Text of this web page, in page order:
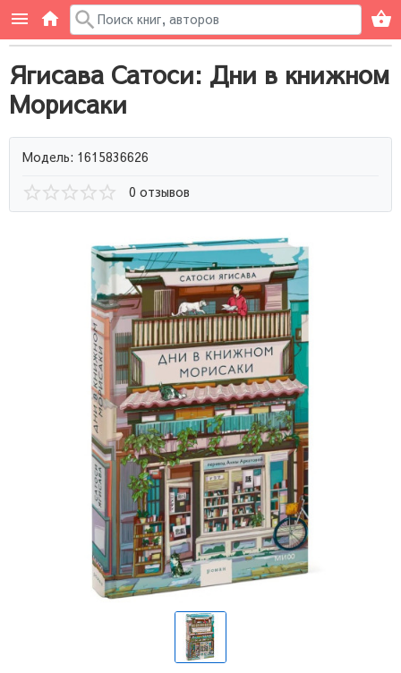
Ягисава Сатоси: Дни в книжном
Морисаки
Модель: 1615836626
0 отзывов